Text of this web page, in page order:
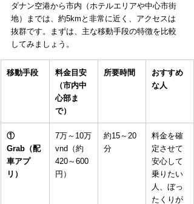
ダナン空港から市内（ホテルエリアや中心市街
地）までは、約5kmと非常に近く、アクセスは
抜群です。まずは、主な移動手段の特徴を比較
してみましょう。
移動手段
料金目安
（市内中
心部ま
で）
所要時間
おすすめ
な人
①
Grab（配
車アプ
リ）
7万～10万
vnd（約
420～600
円）
約15～20
分
料金を確
定させて
安心して
乗りたい
人、ぼっ
たくりが